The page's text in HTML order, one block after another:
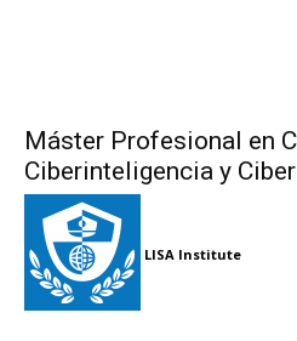
Máster Profesional en
Ciberinteligencia y
LISA Institute